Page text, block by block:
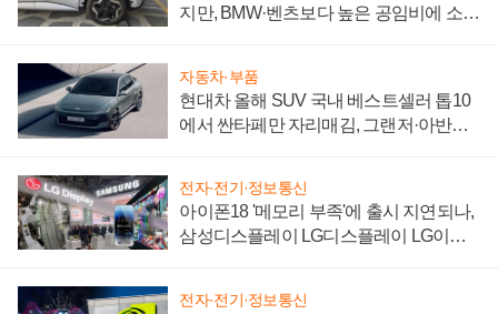
지만, BMW·벤츠보다 높은 공임비에 소비
자동차·부품
현대차 올해 SUV 국내 베스트셀러 톱10
에서 싼타페만 자리매김, 그랜저·아반떼
전자·전기·정보통신
아이폰18 '메모리 부족'에 출시 지연되나,
삼성디스플레이 LG디스플레이 LG이노
전자·전기·정보통신